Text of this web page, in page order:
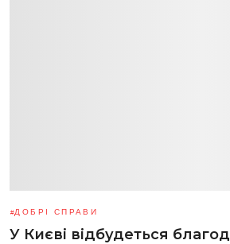
ДОБРІ СПРАВИ
У Києві відбудеться